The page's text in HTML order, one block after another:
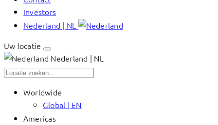
Investors
Nederland | NL
Uw locatie
Nederland | NL
Worldwide
Global | EN
Americas